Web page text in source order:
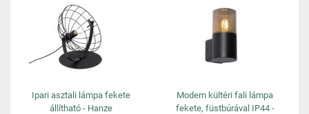
Ipari asztali lámpa fekete
állítható - Hanze
Modern kültéri fali lámpa
fekete, füstbúrával IP44 -